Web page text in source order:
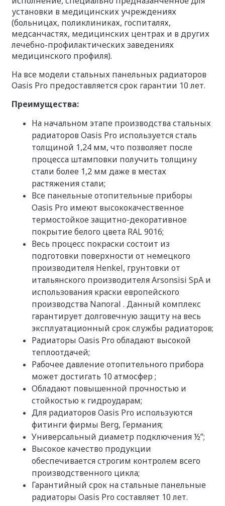
установки в медицинских учреждениях
(больницах, поликлиниках, госпиталях,
медсанчастях, медицинских центрах и в других
лечебно-профилактических заведениях
медицинского профиля).
На все модели стальных панельных радиаторов
Oasis Pro предоставляется срок гарантии 10 лет.
Преимущества:
На начальном этапе производства стальных
радиаторов Oasis Pro используется сталь
толщиной 1,24 мм, что позволяет после
процесса штамповки получить толщину
стали более 1,2 мм даже в местах
растяжения стали;
Все панельные отопительные приборы
Oasis Pro имеют высококачественное
термостойкое защитно-декоративное
покрытие белого цвета RAL 9016;
Весь процесс покраски состоит из
подготовки поверхности от немецкого
производителя Henkel, грунтовки от
итальянского производителя Arsonsisi SpA и
использования краски европейского
производства Nanoral . Данный комплекс
гарантирует долговечную защиту на весь
эксплуатационный срок службы радиаторов;
Радиаторы Oasis Pro обладают высокой
теплоотдачей;
Рабочее давление отопительного прибора
может достигать 10 атмосфер ;
Обладают повышенной прочностью и
стойкостью к гидроударам;
Для радиаторов Oasis Pro используются
фитинги фирмы Berg, Германия;
Универсальный диаметр подключения ½”;
Высокое качество продукции
обеспечивается строгим контролем всего
производственного цикла;
Гарантийный срок на стальные панельные
радиаторы Oasis Pro составляет 10 лет.